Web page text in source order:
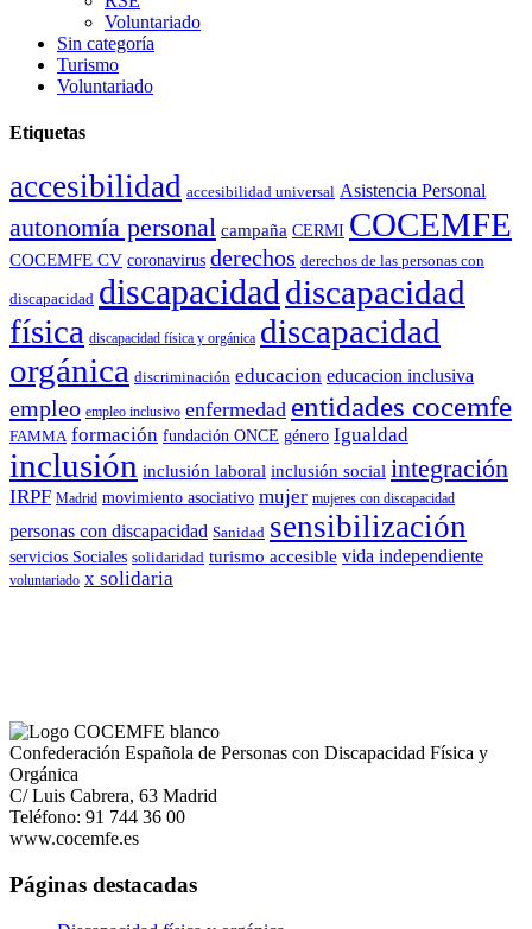
Voluntariado
Sin categoría
Turismo
Voluntariado
Etiquetas
accesibilidad accesibilidad universal Asistencia Personal
autonomía personal campaña CERMI COCEMFE
COCEMFE CV coronavirus derechos derechos de las personas con
discapacidad discapacidad discapacidad
física discapacidad física y orgánica discapacidad
orgánica discriminación educacion educacion inclusiva
empleo empleo inclusivo enfermedad entidades cocemfe
FAMMA formación fundación ONCE género Igualdad
inclusión inclusión laboral inclusión social integración
IRPF Madrid movimiento asociativo mujer mujeres con discapacidad
personas con discapacidad Sanidad sensibilización
servicios Sociales solidaridad turismo accesible vida independiente
voluntariado x solidaria
Confederación Española de Personas con Discapacidad Física y
Orgánica
C/ Luis Cabrera, 63 Madrid
Teléfono: 91 744 36 00
www.cocemfe.es
Páginas destacadas